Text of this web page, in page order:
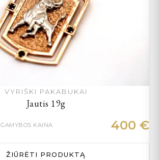
VYRIŠKI PAKABUKAI
Jautis 19g
GAMYBOS KAINA 400 €
ŽIŪRĖTI PRODUKTĄ